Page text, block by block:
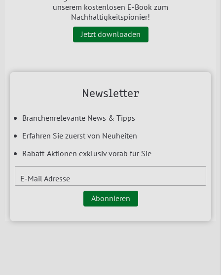
Newsletter
Branchenrelevante News & Tipps
Erfahren Sie zuerst von Neuheiten
Rabatt-Aktionen exklusiv vorab für Sie
E-Mail Adresse
Abonnieren
unserem kostenlosen E-Book zum
Nachhaltigkeitspionier!
Jetzt downloaden